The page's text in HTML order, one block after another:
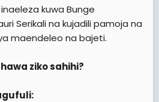
kuwa Bunge
Serikali na kujadili pamoja na
maendeleo na bajeti.
ziko sahihi?